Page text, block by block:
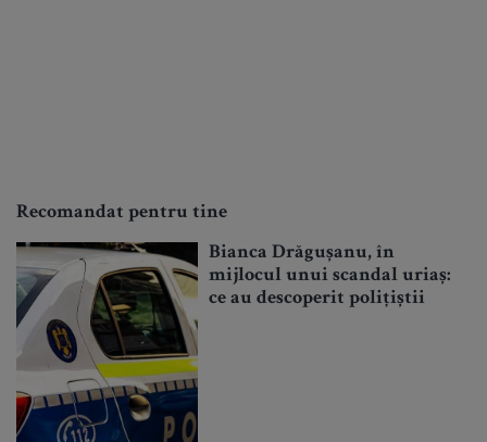
Recomandat pentru tine
Bianca Drăgușanu, în
mijlocul unui scandal uriaș:
ce au descoperit polițiștii